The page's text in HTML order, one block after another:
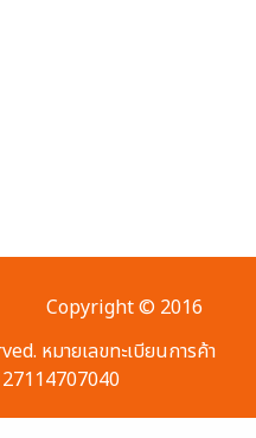
Copyright © 2016
หมายเลขทะเบียนการค้า